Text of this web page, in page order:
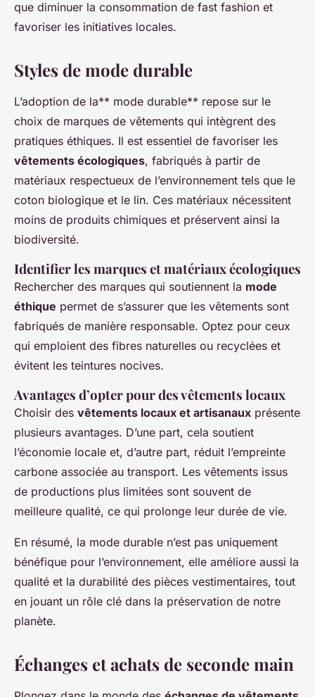
que diminuer la consommation de fast fashion et
favoriser les initiatives locales.
Styles de mode durable
L’adoption de la** mode durable** repose sur le
choix de marques de vêtements qui intègrent des
pratiques éthiques. Il est essentiel de favoriser les
vêtements écologiques, fabriqués à partir de
matériaux respectueux de l’environnement tels que le
coton biologique et le lin. Ces matériaux nécessitent
moins de produits chimiques et préservent ainsi la
biodiversité.
Identifier les marques et matériaux écologiques
Rechercher des marques qui soutiennent la mode
éthique permet de s’assurer que les vêtements sont
fabriqués de manière responsable. Optez pour ceux
qui emploient des fibres naturelles ou recyclées et
évitent les teintures nocives.
Avantages d’opter pour des vêtements locaux
Choisir des vêtements locaux et artisanaux présente
plusieurs avantages. D’une part, cela soutient
l’économie locale et, d’autre part, réduit l’empreinte
carbone associée au transport. Les vêtements issus
de productions plus limitées sont souvent de
meilleure qualité, ce qui prolonge leur durée de vie.
En résumé, la mode durable n’est pas uniquement
bénéfique pour l’environnement, elle améliore aussi la
qualité et la durabilité des pièces vestimentaires, tout
en jouant un rôle clé dans la préservation de notre
planète.
Échanges et achats de seconde main